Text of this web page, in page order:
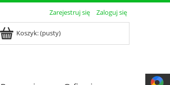
Zarejestruj się Zaloguj się
Koszyk:(pusty)